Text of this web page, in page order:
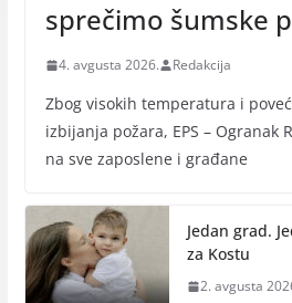
sprečimo šumske
4. avgusta 2026. Redakcija
Zbog visokih temperatura i
izbijanja požara, EPS – Ogranak
na sve zaposlene i građane
Jedan grad.
za Kostu
2. avgusta